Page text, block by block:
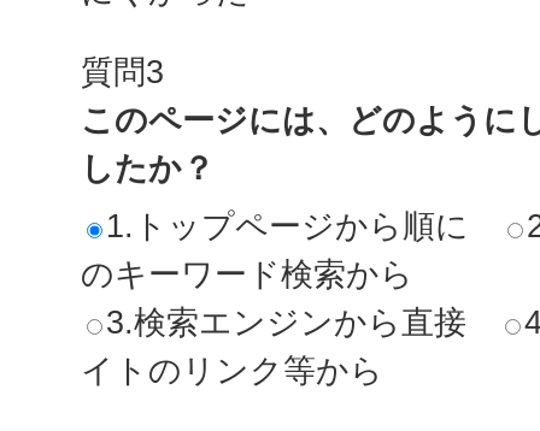
質問3
このページには、どのように
したか？
1.トップページから順に
のキーワード検索から
3.検索エンジンから直接
イトのリンク等から